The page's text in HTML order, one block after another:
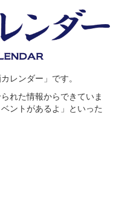
レンダー」です。
れた情報からできていま
ントがあるよ」といった